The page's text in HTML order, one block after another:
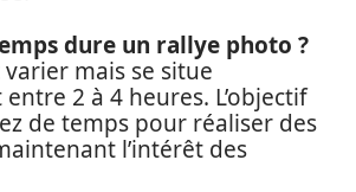
dure un rallye photo ?
mais se situe
2 à 4 heures. L’objectif
de temps pour réaliser des
l’intérêt des